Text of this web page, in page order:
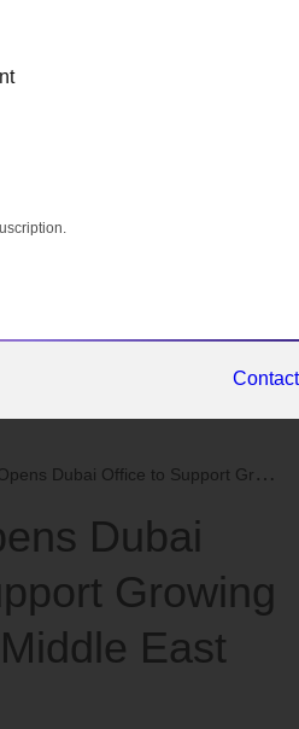
Contact
Office to Support Growing Demand in Middle East an...
Dubai
Growing
East